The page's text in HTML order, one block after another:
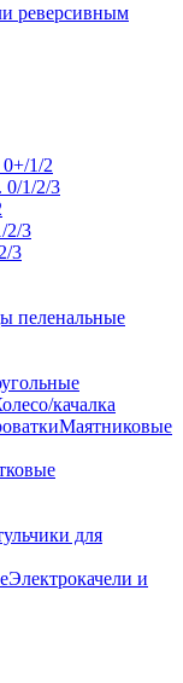
реверсивным
0+/1/2
0/1/2/3
2/3
3
пеленальные
качалка
Маятниковые
для
Электрокачели и